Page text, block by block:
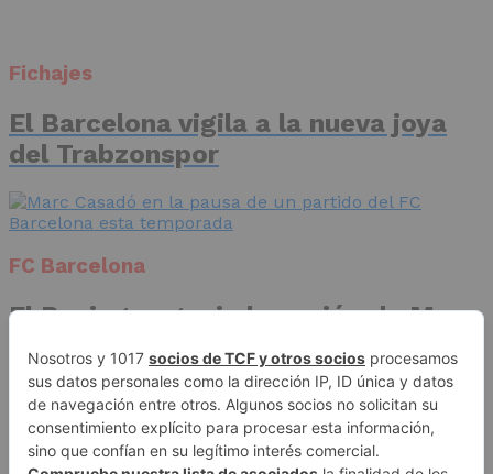
Fichajes
El Barcelona vigila a la nueva joya
del Trabzonspor
FC Barcelona
El Racing negocia la cesión de Marc
Casadó en su vuelta a Primera
División
Publicidad
Aviso legal
Política de privacidad